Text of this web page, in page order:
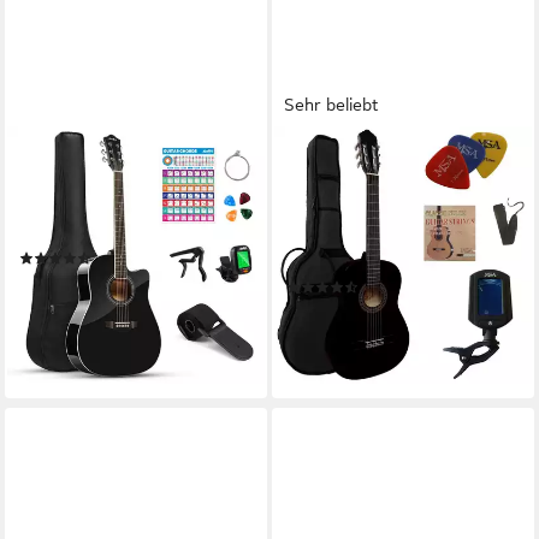
Akustikgitarre Akustische
Gitarre Cutaway 41 Zoll MBG-
01, Für Anfänger,Vollgröße
(2)
99,99 € UVP159,99 €
-38%
lieferbar - in 6-7 Werktagen bei dir
Sehr beliebt
MSA
Konzertgitarre C, 4/4
Konzertgitarre im Set, Classic,
Nylonsaiten, Tasche, Band,
Saiten, 3xPik, Stimmgerät,
Lindenholz(22)
63,99 €
lieferbar - in 3-4 Werktagen bei dir